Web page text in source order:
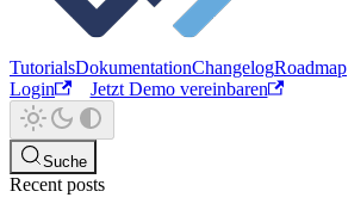
TutorialsDokumentationChangelogRoadmap
Login
Jetzt Demo vereinbaren
Suche
Recent posts